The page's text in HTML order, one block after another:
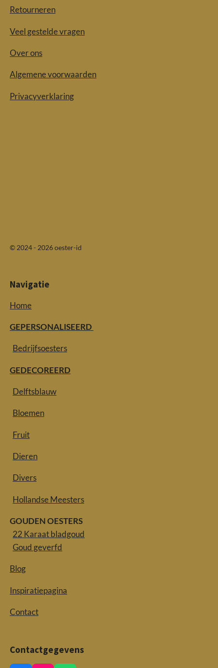
Retourneren
Veel gestelde vragen
Over ons
Algemene voorwaarden
Privacyverklaring
© 2024 - 2026 oester-id
Navigatie
Home
GEPERSONALISEERD
Bedrijfsoesters
GEDECOREERD
Delftsblauw
Bloemen
Fruit
Dieren
Divers
Hollandse Meesters
GOUDEN OESTERS
22 Karaat bladgoud
Goud geverfd
Blog
Inspiratiepagina
Contact
Contactgegevens